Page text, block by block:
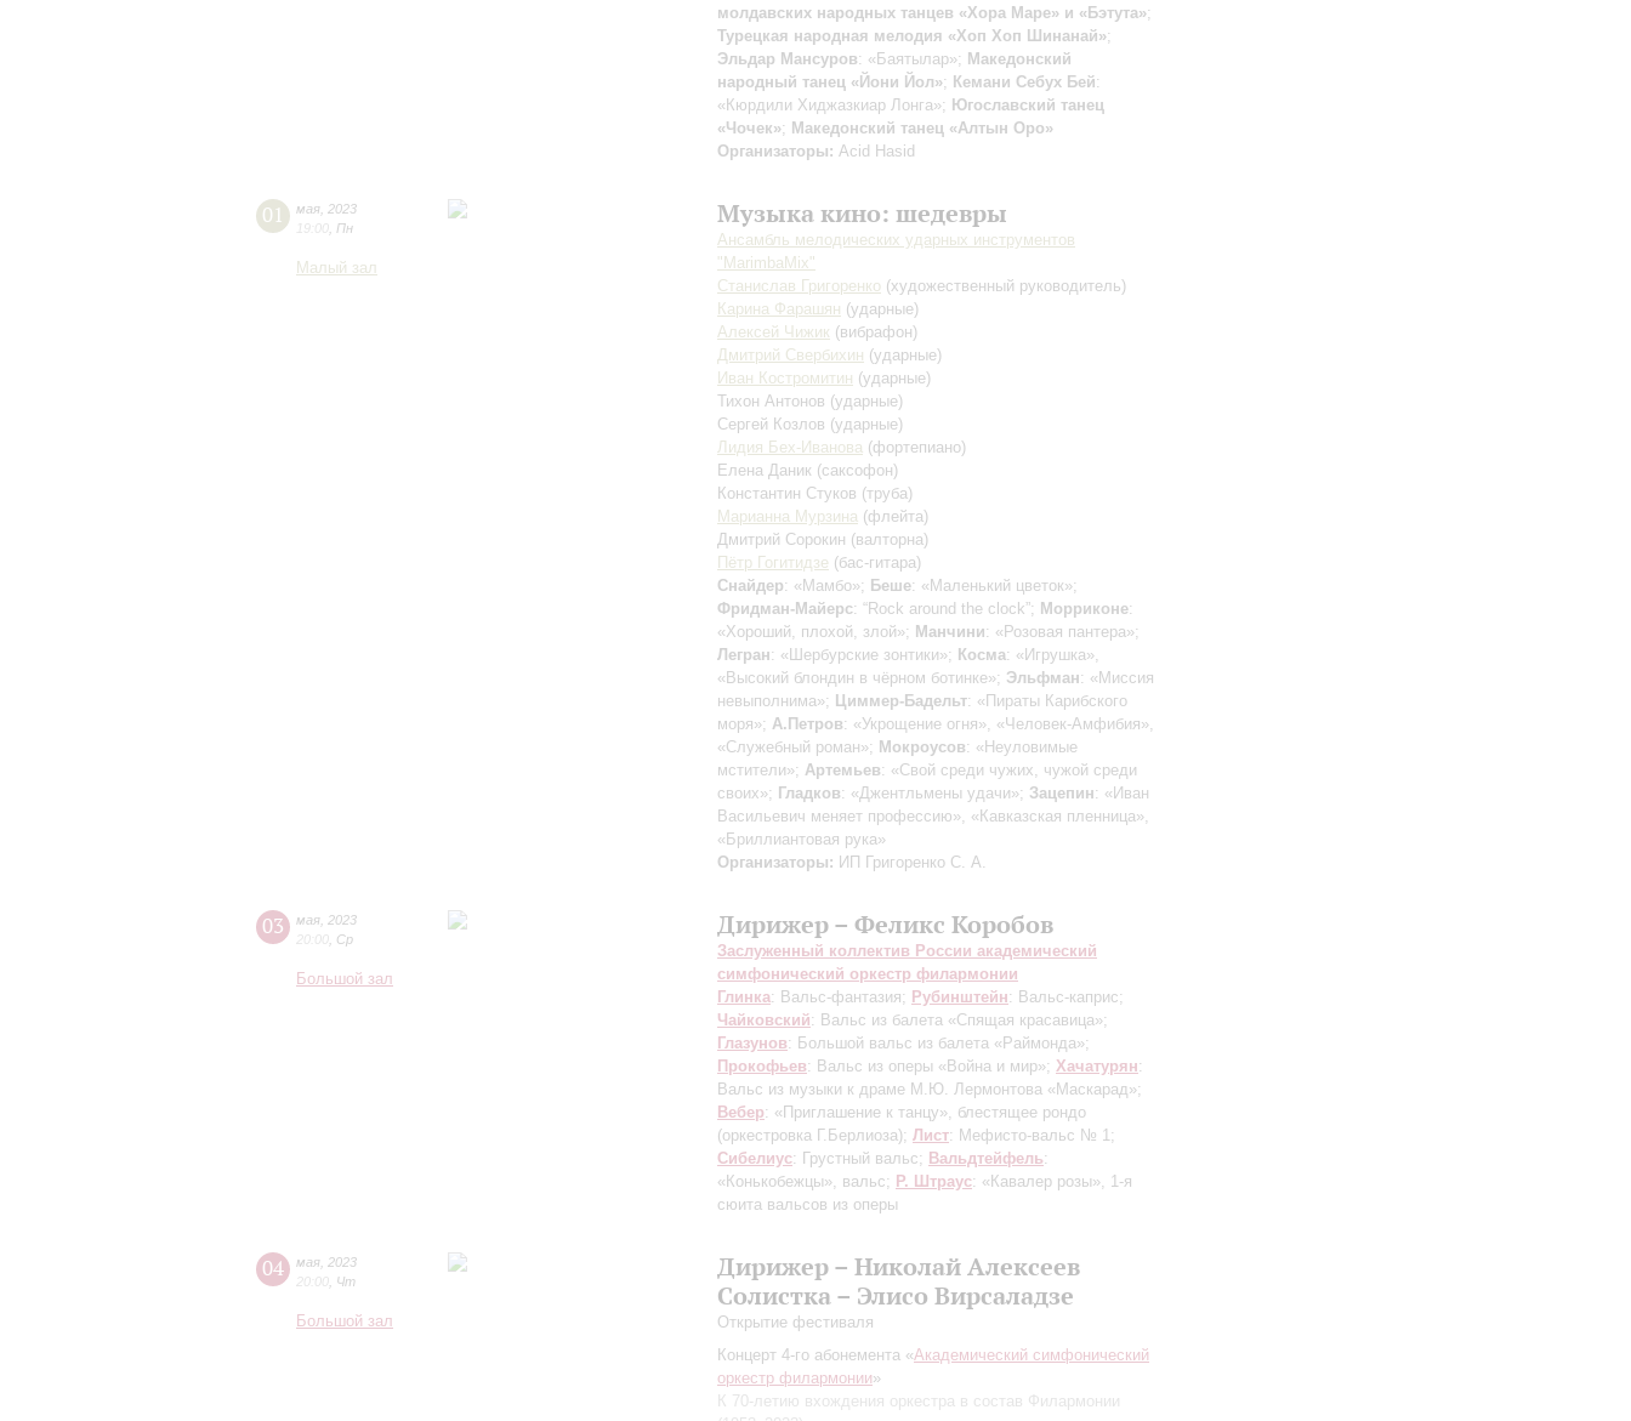
молдавских народных танцев «Хора Маре» и «Бэтута»;
Турецкая народная мелодия «Хоп Хоп Шинанай»;
Эльдар Мансуров: «Баятылар»; Македонский
народный танец «Йони Йол»; Кемани Себух Бей:
«Кюрдили Хиджазкиар Лонга»; Югославский танец
«Чочек»; Македонский танец «Алтын Оро»
Организаторы: Acid Hasid
01 мая 2023
19:00 Пн
Малый зал
Музыка кино: шедевры
Ансамбль мелодических ударных инструментов
"MarimbaMix"
Станислав Григоренко (художественный руководитель)
Карина Фарашян (ударные)
Алексей Чижик (вибрафон)
Дмитрий Свербихин (ударные)
Иван Костромитин (ударные)
Тихон Антонов (ударные)
Сергей Козлов (ударные)
Лидия Бех-Иванова (фортепиано)
Елена Даник (саксофон)
Константин Стуков (труба)
Марианна Мурзина (флейта)
Дмитрий Сорокин (валторна)
Пётр Гогитидзе (бас-гитара)
Снайдер: «Мамбо»; Беше: «Маленький цветок»;
Фридман-Майерс: “Rock around the clock”; Морриконе:
«Хороший, плохой, злой»; Манчини: «Розовая пантера»;
Легран: «Шербурские зонтики»; Косма: «Игрушка»,
«Высокий блондин в чёрном ботинке»; Эльфман: «Миссия
невыполнима»; Циммер-Бадельт: «Пираты Карибского
моря»; А.Петров: «Укрощение огня», «Человек-Амфибия»,
«Служебный роман»; Мокроусов: «Неуловимые
мстители»; Артемьев: «Свой среди чужих, чужой среди
своих»; Гладков: «Джентльмены удачи»; Зацепин: «Иван
Васильевич меняет профессию», «Кавказская пленница»,
«Бриллиантовая рука»
Организаторы: ИП Григоренко С. А.
03 мая 2023
20:00 Ср
Большой зал
Дирижер – Феликс Коробов
Заслуженный коллектив России академический
симфонический оркестр филармонии
Глинка: Вальс-фантазия; Рубинштейн: Вальс-каприс;
Чайковский: Вальс из балета «Спящая красавица»;
Глазунов: Большой вальс из балета «Раймонда»;
Прокофьев: Вальс из оперы «Война и мир»; Хачатурян:
Вальс из музыки к драме М.Ю. Лермонтова «Маскарад»;
Вебер: «Приглашение к танцу», блестящее рондо
(оркестровка Г.Берлиоза); Лист: Мефисто-вальс № 1;
Сибелиус: Грустный вальс; Вальдтейфель:
«Конькобежцы», вальс; Р. Штраус: «Кавалер розы», 1-я
сюита вальсов из оперы
04 мая 2023
20:00 Чт
Большой зал
Дирижер – Николай Алексеев
Солистка – Элисо Вирсаладзе
Открытие фестиваля
Концерт 4-го абонемента «Академический симфонический
оркестр филармонии»
К 70-летию вхождения оркестра в состав Филармонии